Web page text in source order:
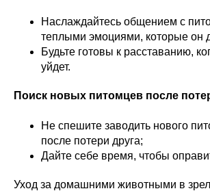
Наслаждайтесь общением с
теплыми эмоциями, которые он
Будьте готовы к расставанию,
уйдет.
Поиск новых питомцев после
Не спешите заводить нового
после потери друга;
Дайте себе время, чтобы
Уход за домашними животными в